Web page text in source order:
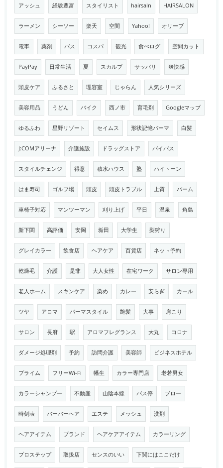
アッシュ 経験豊富 スタイリスト hairsaln HAIRSALON
ラーメン シーソー 楽天 空間 Yahoo! オリーブ
電車 薬剤 バス コスパ 観光 食べログ 空間カット
PayPay 日常生活 夏 スカルプ サッパリ 爽快感
頭皮ケア ふるさと 理容室 じゃらん 人気シリーズ
美容用品 うどん バイク 西ノ市 育毛剤 Googleマップ
ゆるふわ 星野リゾート セイムス 形状記憶パーマ 白髪
J:COMアリーナ 介護施設 ドラッグストア バイパス
スタイルチェンジ 得意 積水ハウス 塾 ハイトーン
はま寿司 ゴルフ場 頭皮 頭皮トラブル 上質 バーム
車椅子対応 マンツーマン 刈り上げ 平日 温泉 角島
新下関 高評価 安岡 垢田 大学生 梨狩り
グレイカラー 飲食店 ヘアケア 百貨店 ネット予約
乾燥毛 介護 是非 大人女性 在宅ワーク サロン専用
老人ホーム スキンケア 染め カレー 安らぎ カール
ツヤ アロマ パーマスタイル 艶髪 大事 肩こり
サロン 長府 駅 アロマフレグランス 大丸 コロナ
ダメージ処理剤 予約 訪問介護 美容師 ビジネスホテル
プライム フリーWi-Fi 幡生 カラー専門店 老若男女
カラーシャンプー 不動産 山陰本線 バス停 ブロー
時刻表 バーバーヘア エステ メッシュ 洗剤
ヘアアイテム ブランド ヘアケアアイテム カラーリング
プロステップ 取扱店 センスのいい 下関にはここだけ